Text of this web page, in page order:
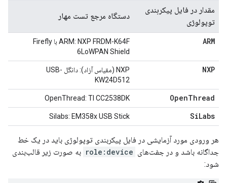
مقدار در فایل پیکربندی
توپولوژی
دستگاه مرجع تست مهار
ARM
ARM: NXP FRDM-K64F با Firefly
6LoWPAN Shield
NXP
NXP (مقیاس آزاد): دانگل USB-
KW24D512
OpenThread
OpenThread: TI CC2538DK
SiLabs
Silabs: EM358x USB Stick
هر ورودی مورد آزمایشی در فایل پیکربندی توپولوژی باید در یک خط
جداگانه باشد و در جفت‌های role:device به صورت زیر قالب‌بندی
شود: